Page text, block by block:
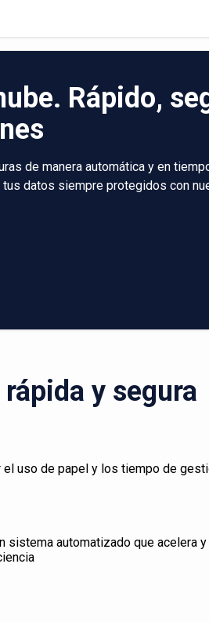
Rápido,
de manera automática y en
datos siempre protegidos con
y segura
uso de papel y los tiempo de
sistema automatizado que acelera